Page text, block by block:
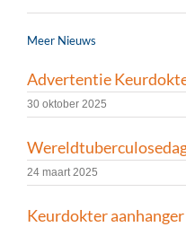
Meer Nieuws
Advertentie
30 oktober 2025
24 maart 2025
Keurdokter